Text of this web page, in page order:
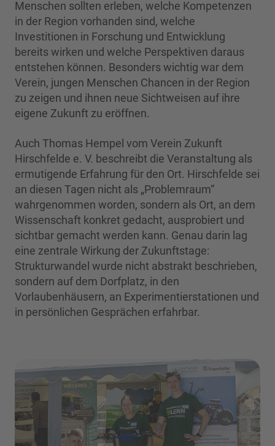
Menschen sollten erleben, welche Kompetenzen
in der Region vorhanden sind, welche
Investitionen in Forschung und Entwicklung
bereits wirken und welche Perspektiven daraus
entstehen können. Besonders wichtig war dem
Verein, jungen Menschen Chancen in der Region
zu zeigen und ihnen neue Sichtweisen auf ihre
eigene Zukunft zu eröffnen.
Auch Thomas Hempel vom Verein Zukunft
Hirschfelde e. V. beschreibt die Veranstaltung als
ermutigende Erfahrung für den Ort. Hirschfelde sei
an diesen Tagen nicht als „Problemraum“
wahrgenommen worden, sondern als Ort, an dem
Wissenschaft konkret gedacht, ausprobiert und
sichtbar gemacht werden kann. Genau darin lag
eine zentrale Wirkung der Zukunftstage:
Strukturwandel wurde nicht abstrakt beschrieben,
sondern auf dem Dorfplatz, in den
Vorlaubenhäusern, an Experimentierstationen und
in persönlichen Gesprächen erfahrbar.